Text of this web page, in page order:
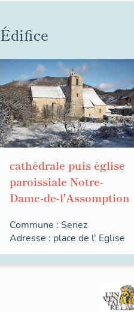
Édifice
cathédrale puis église
paroissiale Notre-
Dame-de-l'Assomption
Commune : Senez
Adresse : place de l' Eglise